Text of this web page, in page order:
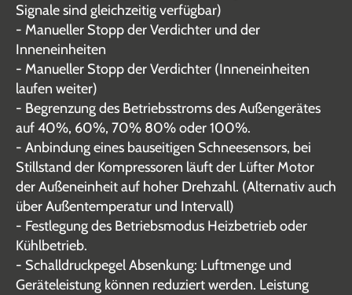
Signale sind gleichzeitig verfügbar)
- Manueller Stopp der Verdichter und der
Inneneinheiten
- Manueller Stopp der Verdichter (Inneneinheiten
laufen weiter)
- Begrenzung des Betriebsstroms des Außengerätes
auf 40%, 60%, 70% 80% oder 100%.
- Anbindung eines bauseitigen Schneesensors, bei
Stillstand der Kompressoren läuft der Lüfter Motor
der Außeneinheit auf hoher Drehzahl. (Alternativ auch
über Außentemperatur und Intervall)
- Festlegung des Betriebsmodus Heizbetrieb oder
Kühlbetrieb.
- Schalldruckpegel Absenkung: Luftmenge und
Geräteleistung können reduziert werden. Leistung